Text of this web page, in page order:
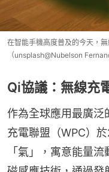
在智能手機高度普及的今天，
（unsplash@Nubelson
Qi協議：無線充
作為全球應用最廣泛
充電聯盟（WPC）
「氣」，寓意能量